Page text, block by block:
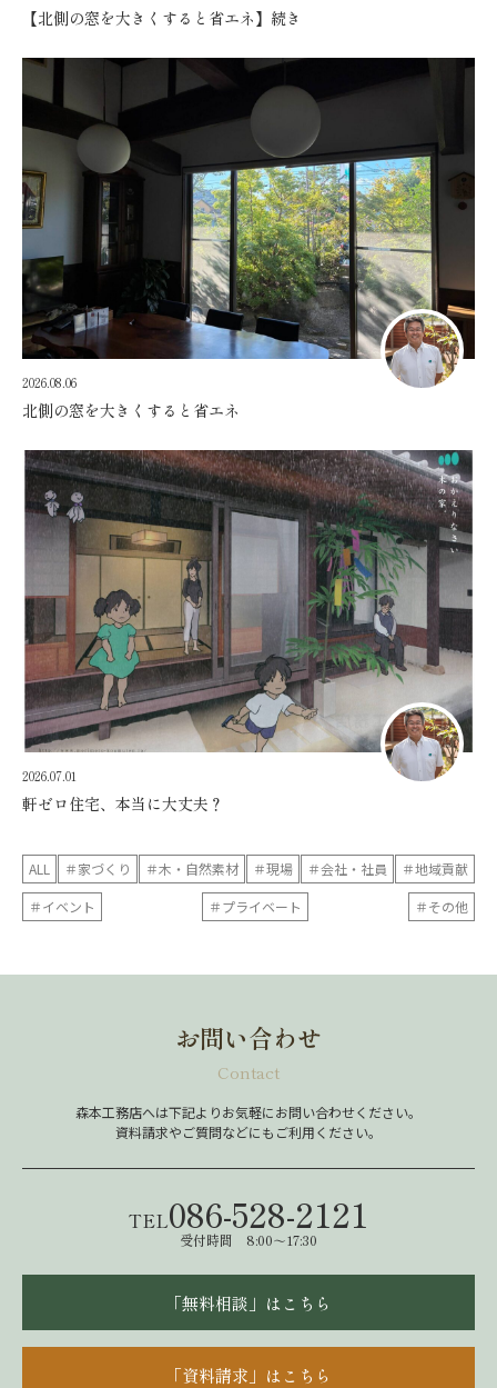
【北側の窓を大きくすると省エネ】続き
2026.08.06
北側の窓を大きくすると省エネ
2026.07.01
軒ゼロ住宅、本当に大丈夫？
ALL ＃家づくり ＃木・自然素材 ＃現場 ＃会社・社員
＃地域貢献
＃イベント
＃プライベート ＃その他
お問い合わせ
Contact
森本工務店へは下記よりお気軽にお問い合わせください。
資料請求やご質問などにもご利用ください。
TEL086-528-2121
受付時間 8:00～17:30
「無料相談」はこちら
「資料請求」はこちら